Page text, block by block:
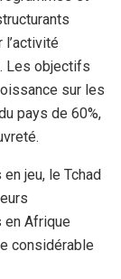
Les objectifs
sur les
pays de 60%,
jeu, le Tchad
en Afrique
considérable